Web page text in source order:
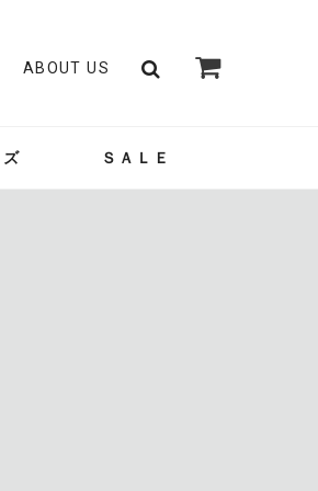
ABOUT US
ズ ＳＡＬＥ